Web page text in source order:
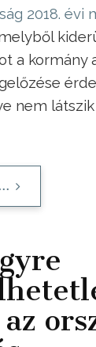
2018. évi
a kormány
nem